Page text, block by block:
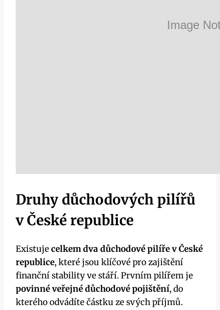
Druhy důchodových pilířů
v České republice
Existujecelkem dva důchodové pilíře v České
republice, které jsou klíčové pro zajištění
finanční stability ve stáří. Prvním pilířem je
povinné veřejné důchodové pojištění, do
kterého odvádíte částku ze svých příjmů.